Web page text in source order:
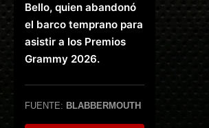
Bello, quien abandonó
el barco temprano para
asistir a los Premios
Grammy 2026.
FUENTE: BLABBERMOUTH